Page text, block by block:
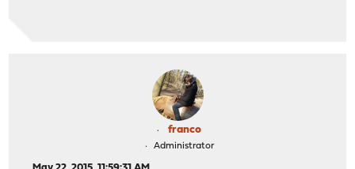
franco
Administrator